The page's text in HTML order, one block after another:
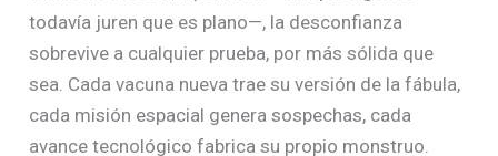
todavía juren que es plano—, la desconfianza
sobrevive a cualquier prueba, por más sólida que
sea. Cada vacuna nueva trae su versión de la fábula,
cada misión espacial genera sospechas, cada
avance tecnológico fabrica su propio monstruo.